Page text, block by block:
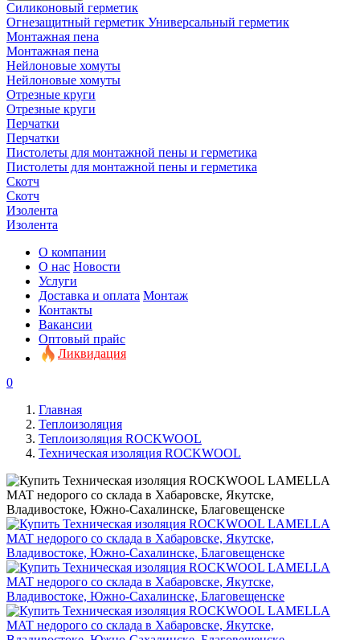
Силиконовый герметик
Огнезащитный герметик Универсальный герметик
Монтажная пена
Монтажная пена
Нейлоновые хомуты
Нейлоновые хомуты
Отрезные круги
Отрезные круги
Перчатки
Перчатки
Пистолеты для монтажной пены и герметика
Пистолеты для монтажной пены и герметика
Скотч
Скотч
Изолента
Изолента
О компании
О нас Новости
Услуги
Доставка и оплата Монтаж
Контакты
Вакансии
Оптовый прайс
Ликвидация
0
Главная
Теплоизоляция
Теплоизоляция ROCKWOOL
Техническая изоляция ROCKWOOL